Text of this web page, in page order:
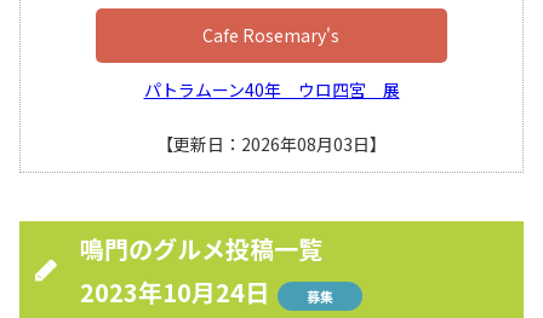
Cafe Rosemary's
パトラムーン40年 ウロ四宮 展
【更新日：2026年08月03日】
鳴門のグルメ投稿一覧
2023年10月24日
募集